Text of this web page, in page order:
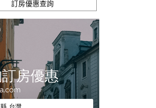
訂房優惠查詢